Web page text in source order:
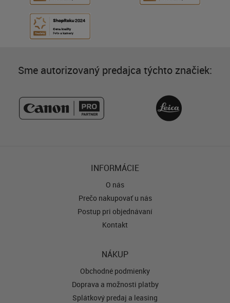
Sme autorizovaný predajca týchto značiek:
INFORMÁCIE
O nás
Prečo nakupovať u nás
Postup pri objednávaní
Kontakt
NÁKUP
Obchodné podmienky
Doprava a možnosti platby
Splátkový predaj a leasing